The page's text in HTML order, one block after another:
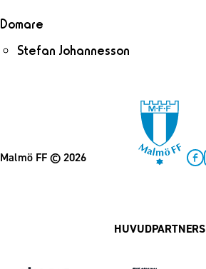
Domare
Stefan Johannesson
Malmö FF© 2026
HUVUDPARTNERS